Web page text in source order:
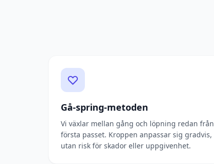
Gå-spring-metoden
Vi växlar mellan gång och löpning redan från
första passet. Kroppen anpassar sig gradvis,
utan risk för skador eller uppgivenhet.